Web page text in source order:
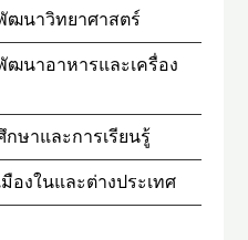
ฒนาวิทยาศาสตร์
ฒนาอาหารและเครื่อง
ษาและการเรียนรู้
องในและต่างประเทศ